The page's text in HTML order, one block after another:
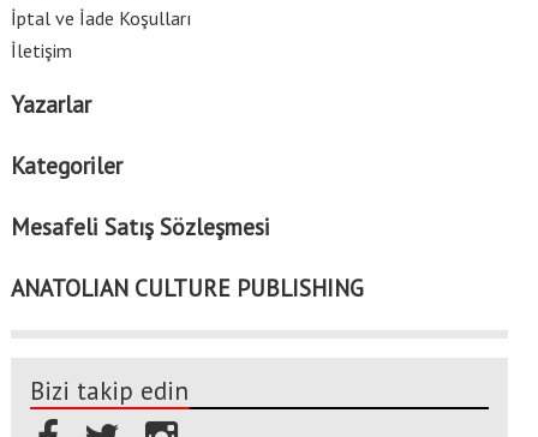
İptal ve İade Koşulları
İletişim
Yazarlar
Kategoriler
Mesafeli Satış Sözleşmesi
ANATOLIAN CULTURE PUBLISHING
Bizi takip edin